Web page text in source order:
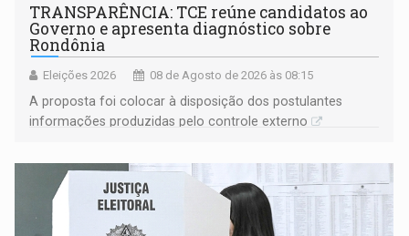
TRANSPARÊNCIA: TCE reúne candidatos ao
Governo e apresenta diagnóstico sobre
Rondônia
Eleições 2026 08 de Agosto de 2026 às 08:15
A proposta foi colocar à disposição dos postulantes
informações produzidas pelo controle externo